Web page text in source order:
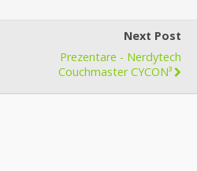
Next Post
Prezentare - Nerdytech
Couchmaster CYCON³